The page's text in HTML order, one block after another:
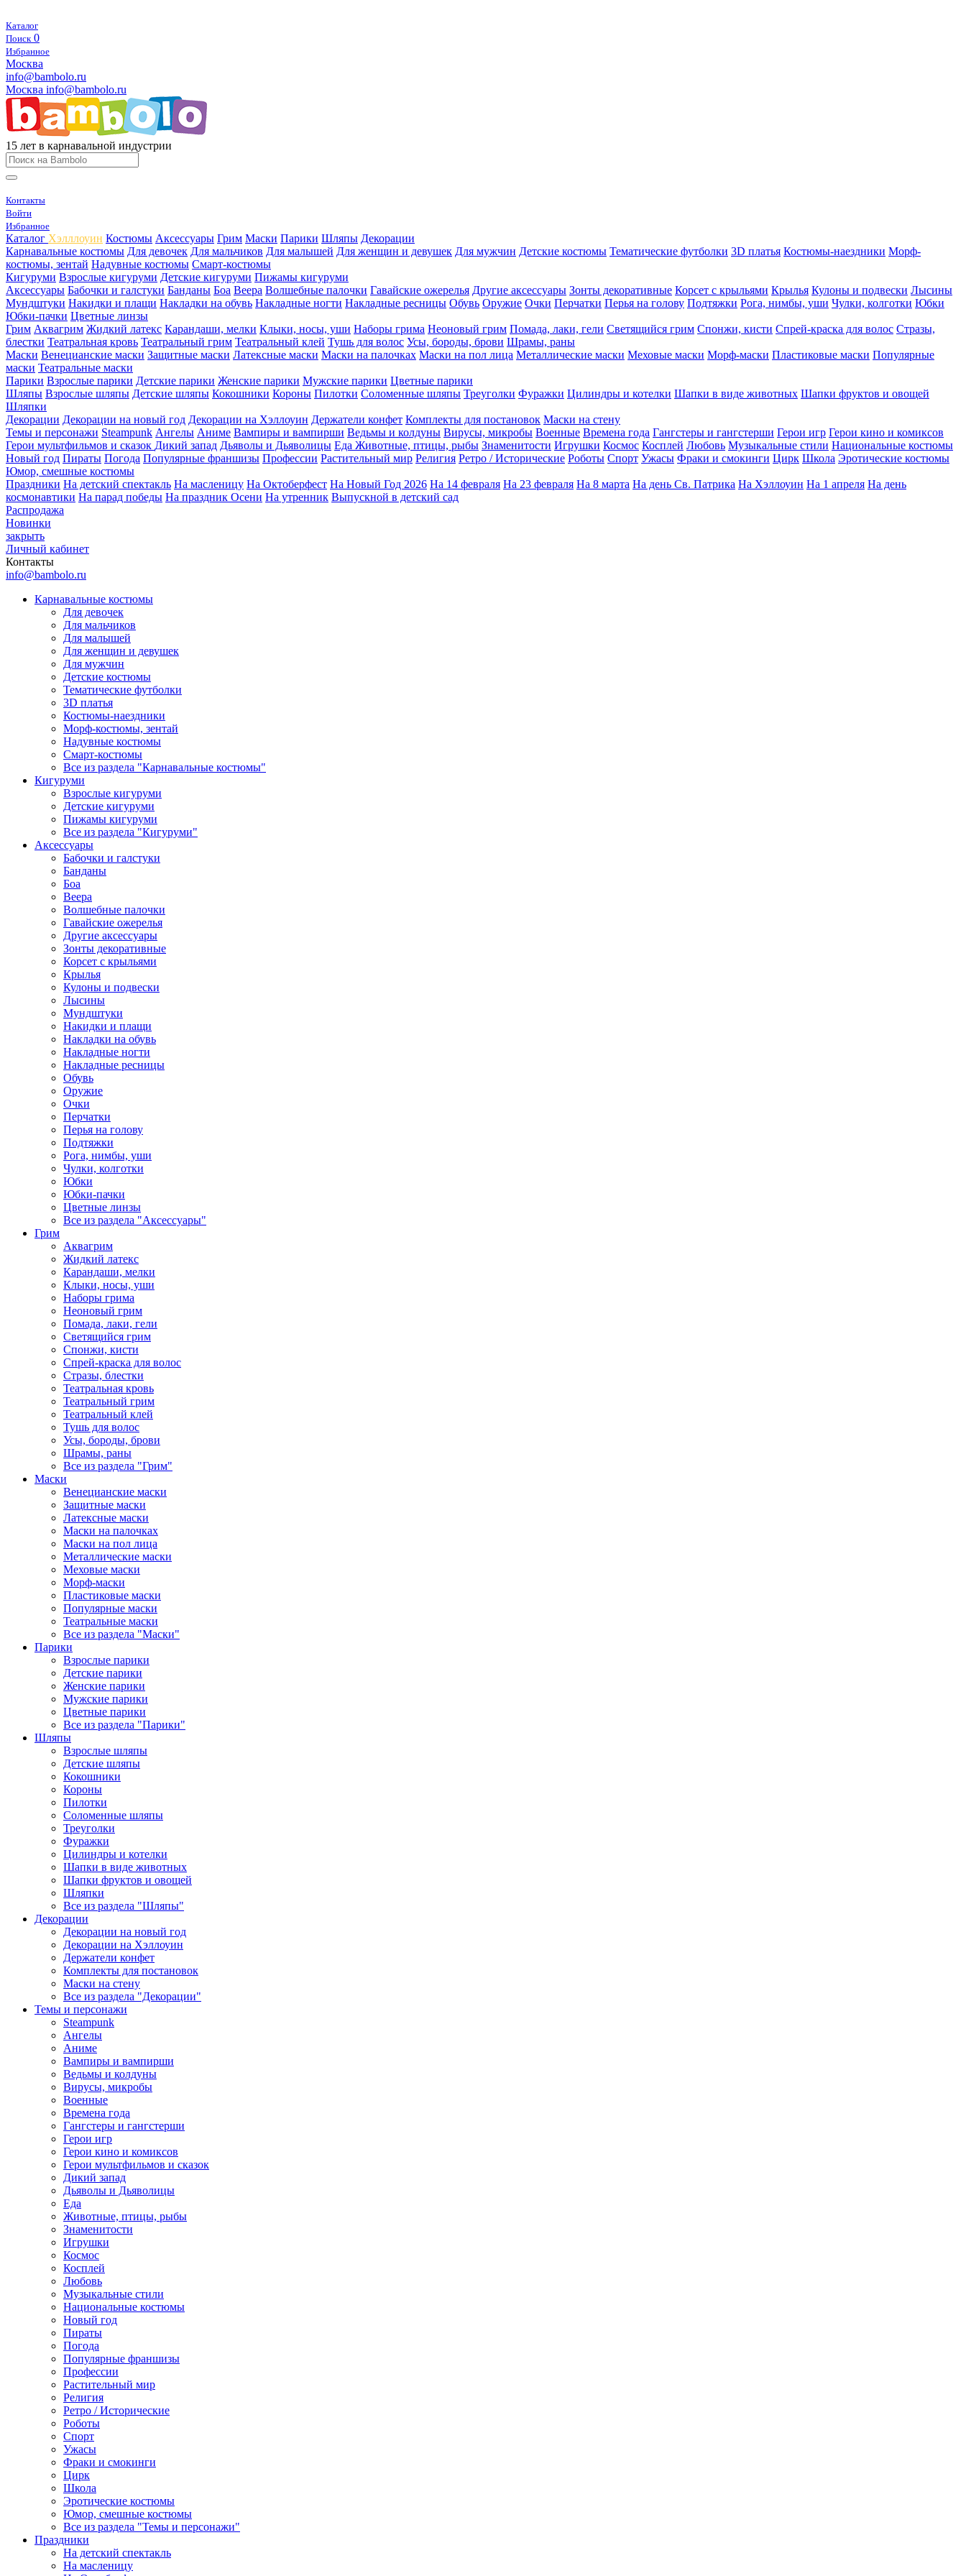
Каталог
Поиск 0
Избранное
Москва
info@bambolo.ru
Москва info@bambolo.ru
15 лет в карнавальной индустрии
Контакты
Войти
Избранное
Каталог Хэлллоуин Костюмы Аксессуары Грим Маски Парики Шляпы Декорации
Карнавальные костюмы Для девочек Для мальчиков Для малышей Для женщин и девушек Для мужчин Детские костюмы Тематические футболки 3D платья Костюмы-наездники Морф-
костюмы, зентай Надувные костюмы Смарт-костюмы
Кигуруми Взрослые кигуруми Детские кигуруми Пижамы кигуруми
Аксессуары Бабочки и галстуки Банданы Боа Веера Волшебные палочки Гавайские ожерелья Другие аксессуары Зонты декоративные Корсет с крыльями Крылья Кулоны и подвески Лысины
Мундштуки Накидки и плащи Накладки на обувь Накладные ногти Накладные ресницы Обувь Оружие Очки Перчатки Перья на голову Подтяжки Рога, нимбы, уши Чулки, колготки Юбки
Юбки-пачки Цветные линзы
Грим Аквагрим Жидкий латекс Карандаши, мелки Клыки, носы, уши Наборы грима Неоновый грим Помада, лаки, гели Светящийся грим Спонжи, кисти Спрей-краска для волос Стразы,
блестки Театральная кровь Театральный грим Театральный клей Тушь для волос Усы, бороды, брови Шрамы, раны
Маски Венецианские маски Защитные маски Латексные маски Маски на палочках Маски на пол лица Металлические маски Меховые маски Морф-маски Пластиковые маски Популярные
маски Театральные маски
Парики Взрослые парики Детские парики Женские парики Мужские парики Цветные парики
Шляпы Взрослые шляпы Детские шляпы Кокошники Короны Пилотки Соломенные шляпы Треуголки Фуражки Цилиндры и котелки Шапки в виде животных Шапки фруктов и овощей
Шляпки
Декорации Декорации на новый год Декорации на Хэллоуин Держатели конфет Комплекты для постановок Маски на стену
Темы и персонажи Steampunk Ангелы Аниме Вампиры и вампирши Ведьмы и колдуны Вирусы, микробы Военные Времена года Гангстеры и гангстерши Герои игр Герои кино и комиксов
Герои мультфильмов и сказок Дикий запад Дьяволы и Дьяволицы Еда Животные, птицы, рыбы Знаменитости Игрушки Космос Косплей Любовь Музыкальные стили Национальные костюмы
Новый год Пираты Погода Популярные франшизы Профессии Растительный мир Религия Ретро / Исторические Роботы Спорт Ужасы Фраки и смокинги Цирк Школа Эротические костюмы
Юмор, смешные костюмы
Праздники На детский спектакль На масленицу На Октоберфест На Новый Год 2026 На 14 февраля На 23 февраля На 8 марта На день Св. Патрика На Хэллоуин На 1 апреля На день
космонавтики На парад победы На праздник Осени На утренник Выпускной в детский сад
Распродажа
Новинки
закрыть
Личный кабинет
Контакты
info@bambolo.ru
Карнавальные костюмы
Для девочек
Для мальчиков
Для малышей
Для женщин и девушек
Для мужчин
Детские костюмы
Тематические футболки
3D платья
Костюмы-наездники
Морф-костюмы, зентай
Надувные костюмы
Смарт-костюмы
Все из раздела "Карнавальные костюмы"
Кигуруми
Взрослые кигуруми
Детские кигуруми
Пижамы кигуруми
Все из раздела "Кигуруми"
Аксессуары
Бабочки и галстуки
Банданы
Боа
Веера
Волшебные палочки
Гавайские ожерелья
Другие аксессуары
Зонты декоративные
Корсет с крыльями
Крылья
Кулоны и подвески
Лысины
Мундштуки
Накидки и плащи
Накладки на обувь
Накладные ногти
Накладные ресницы
Обувь
Оружие
Очки
Перчатки
Перья на голову
Подтяжки
Рога, нимбы, уши
Чулки, колготки
Юбки
Юбки-пачки
Цветные линзы
Все из раздела "Аксессуары"
Грим
Аквагрим
Жидкий латекс
Карандаши, мелки
Клыки, носы, уши
Наборы грима
Неоновый грим
Помада, лаки, гели
Светящийся грим
Спонжи, кисти
Спрей-краска для волос
Стразы, блестки
Театральная кровь
Театральный грим
Театральный клей
Тушь для волос
Усы, бороды, брови
Шрамы, раны
Все из раздела "Грим"
Маски
Венецианские маски
Защитные маски
Латексные маски
Маски на палочках
Маски на пол лица
Металлические маски
Меховые маски
Морф-маски
Пластиковые маски
Популярные маски
Театральные маски
Все из раздела "Маски"
Парики
Взрослые парики
Детские парики
Женские парики
Мужские парики
Цветные парики
Все из раздела "Парики"
Шляпы
Взрослые шляпы
Детские шляпы
Кокошники
Короны
Пилотки
Соломенные шляпы
Треуголки
Фуражки
Цилиндры и котелки
Шапки в виде животных
Шапки фруктов и овощей
Шляпки
Все из раздела "Шляпы"
Декорации
Декорации на новый год
Декорации на Хэллоуин
Держатели конфет
Комплекты для постановок
Маски на стену
Все из раздела "Декорации"
Темы и персонажи
Steampunk
Ангелы
Аниме
Вампиры и вампирши
Ведьмы и колдуны
Вирусы, микробы
Военные
Времена года
Гангстеры и гангстерши
Герои игр
Герои кино и комиксов
Герои мультфильмов и сказок
Дикий запад
Дьяволы и Дьяволицы
Еда
Животные, птицы, рыбы
Знаменитости
Игрушки
Космос
Косплей
Любовь
Музыкальные стили
Национальные костюмы
Новый год
Пираты
Погода
Популярные франшизы
Профессии
Растительный мир
Религия
Ретро / Исторические
Роботы
Спорт
Ужасы
Фраки и смокинги
Цирк
Школа
Эротические костюмы
Юмор, смешные костюмы
Все из раздела "Темы и персонажи"
Праздники
На детский спектакль
На масленицу